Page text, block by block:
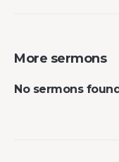
More sermons
No sermons found